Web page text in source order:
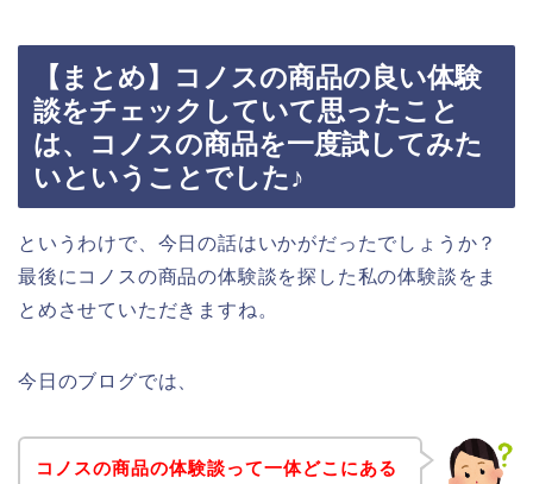
【まとめ】コノスの商品の良い体験
談をチェックしていて思ったこと
は、コノスの商品を一度試してみた
いということでした♪
というわけで、今日の話はいかがだったでしょうか？
最後にコノスの商品の体験談を探した私の体験談をま
とめさせていただきますね。
今日のブログでは、
コノスの商品の体験談って一体どこにある